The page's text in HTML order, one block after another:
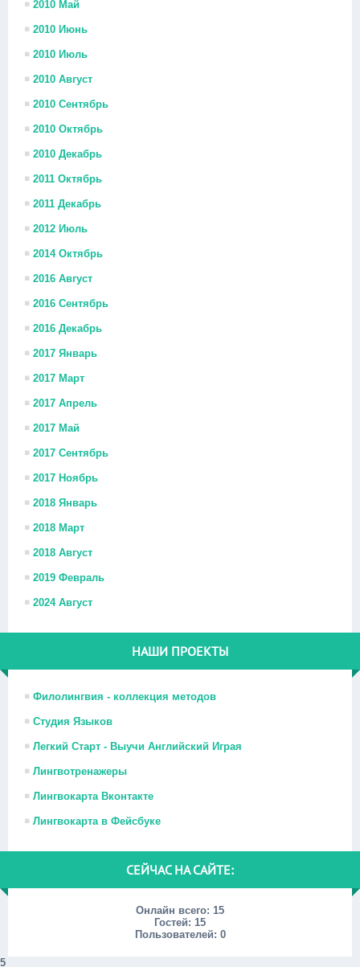
2010 Май
2010 Июнь
2010 Июль
2010 Август
2010 Сентябрь
2010 Октябрь
2010 Декабрь
2011 Октябрь
2011 Декабрь
2012 Июль
2014 Октябрь
2016 Август
2016 Сентябрь
2016 Декабрь
2017 Январь
2017 Март
2017 Апрель
2017 Май
2017 Сентябрь
2017 Ноябрь
2018 Январь
2018 Март
2018 Август
2019 Февраль
2024 Август
НАШИ ПРОЕКТЫ
Филолингвия - коллекция методов
Студия Языков
Легкий Старт - Выучи Английский Играя
Лингвотренажеры
Лингвокарта Вконтакте
Лингвокарта в Фейсбуке
СЕЙЧАС НА САЙТЕ:
Онлайн всего: 15
Гостей: 15
Пользователей: 0
5